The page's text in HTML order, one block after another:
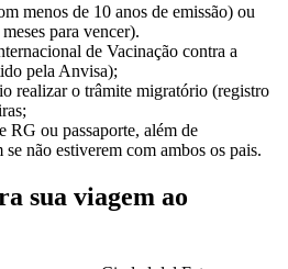
menos de 10 anos de emissão) ou
para vencer).
de Vacinação contra a
pela Anvisa);
realizar o trâmite migratório (registro
RG ou passaporte, além de
não estiverem com ambos os pais.
sua viagem ao